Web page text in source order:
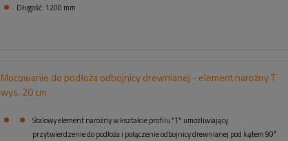
Długość: 1200 mm
Mocowanie do podłoża odbojnicy drewnianej - element narożny T
wys. 20 cm
Stalowy element narożny w kształcie profilu "T" umożliwiający
przytwierdzenie do podłoża i połączenie odbojnicy drewnianej pod kątem 90°.